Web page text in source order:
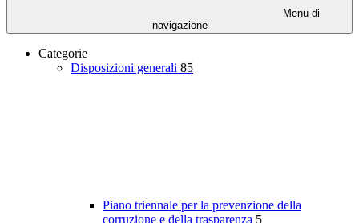
Menu di
navigazione
Categorie
Disposizioni generali 85
Piano triennale per la prevenzione della
corruzione e della trasparenza 5